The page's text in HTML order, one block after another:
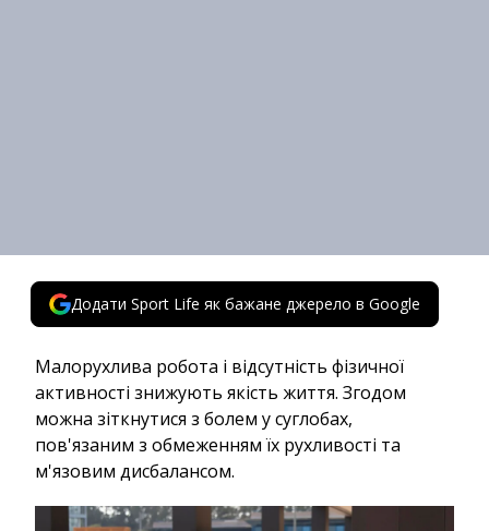
Додати Sport Life як бажане джерело в Google
Малорухлива робота і відсутність фізичної
активності знижують якість життя. Згодом
можна зіткнутися з болем у суглобах,
пов'язаним з обмеженням їх рухливості та
м'язовим дисбалансом.